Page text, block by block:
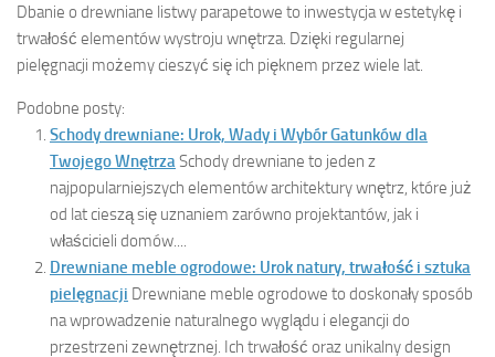
Dbanie o drewniane listwy parapetowe to inwestycja w estetykę i
trwałość elementów wystroju wnętrza. Dzięki regularnej
pielęgnacji możemy cieszyć się ich pięknem przez wiele lat.
Podobne posty:
Schody drewniane: Urok, Wady i Wybór Gatunków dla
Twojego WnętrzaSchody drewniane to jeden z
najpopularniejszych elementów architektury wnętrz, które już
od lat cieszą się uznaniem zarówno projektantów, jak i
właścicieli domów....
Drewniane meble ogrodowe: Urok natury, trwałość i sztuka
pielęgnacji Drewniane meble ogrodowe to doskonały sposób
na wprowadzenie naturalnego wyglądu i elegancji do
przestrzeni zewnętrznej. Ich trwałość oraz unikalny design